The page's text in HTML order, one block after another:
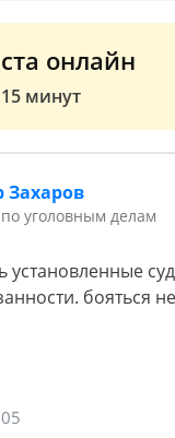
онлайн
минут
Захаров
уголовным делам
установленные
бояться